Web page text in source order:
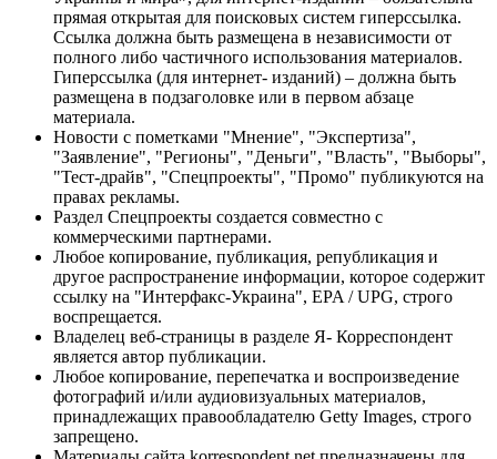
прямая открытая для поисковых систем гиперссылка.
Ссылка должна быть размещена в независимости от
полного либо частичного использования материалов.
Гиперссылка (для интернет- изданий) – должна быть
размещена в подзаголовке или в первом абзаце
материала.
Новости с пометками "Мнение", "Экспертиза",
"Заявление", "Регионы", "Деньги", "Власть", "Выборы",
"Тест-драйв", "Спецпроекты", "Промо" публикуются на
правах рекламы.
Раздел Спецпроекты создается совместно с
коммерческими партнерами.
Любое копирование, публикация, републикация и
другое распространение информации, которое содержит
ссылку на "Интерфакс-Украина", EPA / UPG, строго
воспрещается.
Владелец веб-страницы в разделе Я- Корреспондент
является автор публикации.
Любое копирование, перепечатка и воспроизведение
фотографий и/или аудиовизуальных материалов,
принадлежащих правообладателю Getty Images, строго
запрещено.